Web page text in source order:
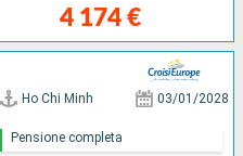
4 174 €
Ho Chi Minh 03/01/2028
Pensione completa